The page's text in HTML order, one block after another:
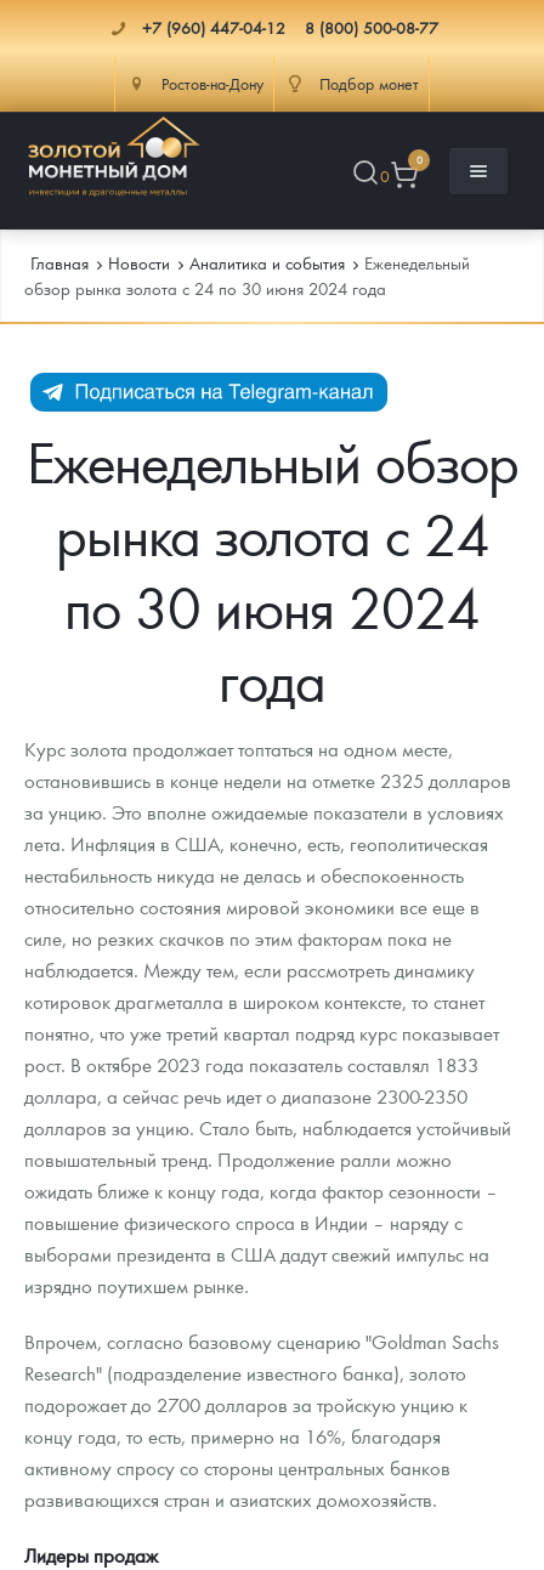
+7 (960) 447-04-12 8 (800) 500-08-77
Ростов-на-Дону Подбор монет
0
0
Каталог Монет
Инвестиционные монеты
Монеты Царской России
Монеты стран мира после 1950г
Георгий Победоносец
Аксессуары
Гарри Поттер
Год Лошади
Флот: ледоколы и корабли
Ювелирные изделия
Русская нумизматика
Золотая карманная галерея
Наборы подарочных и коллекционных монет
Монеты и жетоны из недрагоценных металлов
Инфо
Как сделать заказ
Памятка для работы с монетами из драгметаллов
Условия возврата
Монеты
Политика конфиденциальности
Положение по обработке и защите персональных данных
Доставка
Информация
Аналитика и события
Котировки
Скупка слитков
Наши преимущества
Письмо директору
Пресс-служба
Главная Новости Аналитика и события
Еженедельный
обзор рынка золота с 24 по 30 июня 2024 года
Еженедельный обзор
рынка золота с 24
по 30 июня 2024
года
Курс золота продолжает топтаться на одном месте,
остановившись в конце недели на отметке 2325 долларов
за унцию. Это вполне ожидаемые показатели в условиях
лета. Инфляция в США, конечно, есть, геополитическая
нестабильность никуда не делась и обеспокоенность
относительно состояния мировой экономики все еще в
силе, но резких скачков по этим факторам пока не
наблюдается. Между тем, если рассмотреть динамику
котировок драгметалла в широком контексте, то станет
понятно, что уже третий квартал подряд курс показывает
рост. В октябре 2023 года показатель составлял 1833
доллара, а сейчас речь идет о диапазоне 2300-2350
долларов за унцию. Стало быть, наблюдается устойчивый
повышательный тренд. Продолжение ралли можно
ожидать ближе к концу года, когда фактор сезонности –
повышение физического спроса в Индии – наряду с
выборами президента в США дадут свежий импульс на
изрядно поутихшем рынке.
Впрочем, согласно базовому сценарию "Goldman Sachs
Research" (подразделение известного банка), золото
подорожает до 2700 долларов за тройскую унцию к
концу года, то есть, примерно на 16%, благодаря
активному спросу со стороны центральных банков
развивающихся стран и азиатских домохозяйств.
Лидеры продаж